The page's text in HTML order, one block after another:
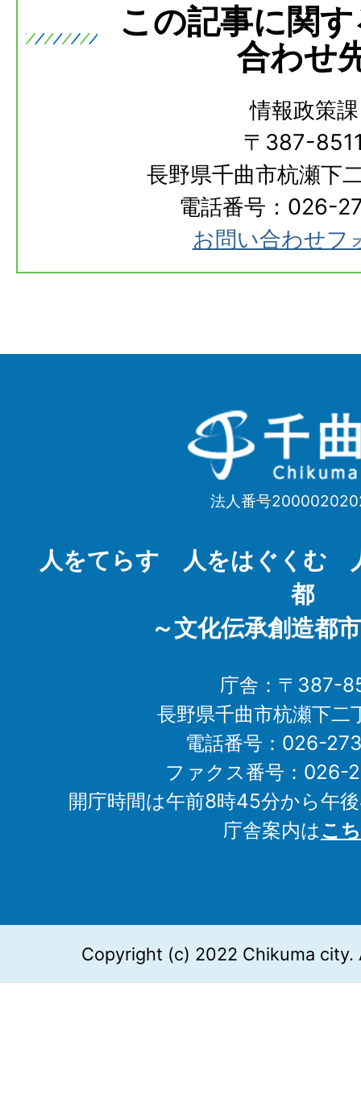
この記事に関
合わせ
情報政策課
〒387-
長野県千曲市杭瀬下
電話番号：026-
お問い合わせフ
千
曲
Chikuma
法人番号
人をてらす 人をはぐくむ
都
～文化伝承創造都
庁舎：〒387-
長野県千曲市杭瀬下二
電話番号：026-
ファクス番号：026-
開庁時間は午前8時45分から午
庁舎案内はこ
Copyright (c) 2022 Chikuma city.